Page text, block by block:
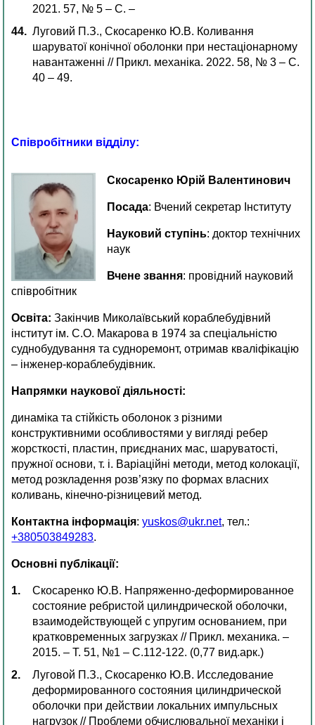
2021. 57, № 5 – С. –
Луговий П.З., Скосаренко Ю.В. Коливання
шаруватої конічної оболонки при нестаціонарному
навантаженні // Прикл. механіка. 2022. 58, № 3 – С.
40 – 49.
Співробітники відділу:
Скосаренко Юрій Валентинович
Посада: Вчений секретар Інституту
Науковий ступінь: доктор технічних
наук
Вчене звання: провідний науковий
співробітник
Освіта: Закінчив Миколаївський кораблебудівний
інститут ім. С.О. Макарова в 1974 за спеціальністю
суднобудування та судноремонт, отримав кваліфікацію
– інженер-кораблебудівник.
Напрямки наукової діяльності:
динаміка та стійкість оболонок з різними
конструктивними особливостями у вигляді ребер
жорсткості, пластин, приєднаних мас, шаруватості,
пружної основи, т. і. Варіаційні методи, метод колокації,
метод розкладення розв’язку по формах власних
коливань, кінечно-різницевий метод.
Контактна інформація:yuskos@ukr.net, тел.:
+380503849283.
Основні публікації:
Скосаренко Ю.В. Напряженно-деформированное
состояние ребристой цилиндрической оболочки,
взаимодействующей с упругим основанием, при
кратковременных загрузках // Прикл. механика. –
2015. – Т. 51, №1 – С.112-122. (0,77 вид.арк.)
Луговой П.З., Скосаренко Ю.В. Исследование
деформированного состояния цилиндрической
оболочки при действии локальних импульсных
нагрузок // Проблеми обчислювальної механіки і